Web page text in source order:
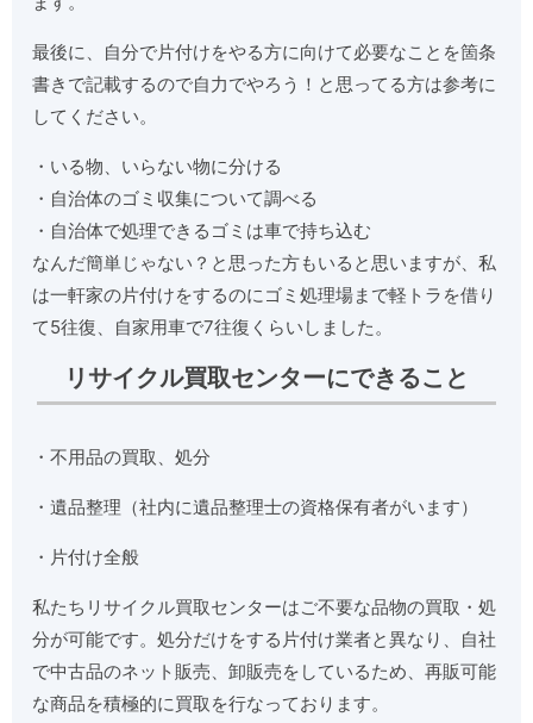
最後に、自分で片付けをやる方に向けて必要なことを箇条
書きで記載するので自力でやろう！と思ってる方は参考に
してください。
・いる物、いらない物に分ける
・自治体のゴミ収集について調べる
・自治体で処理できるゴミは車で持ち込む
なんだ簡単じゃない？と思った方もいると思いますが、私
は一軒家の片付けをするのにゴミ処理場まで軽トラを借り
て5往復、自家用車で7往復くらいしました。
リサイクル買取センターにできること
・不用品の買取、処分
・遺品整理（社内に遺品整理士の資格保有者がいます）
・片付け全般
私たちリサイクル買取センターはご不要な品物の買取・処
分が可能です。処分だけをする片付け業者と異なり、自社
で中古品のネット販売、卸販売をしているため、再販可能
な商品を積極的に買取を行なっております。